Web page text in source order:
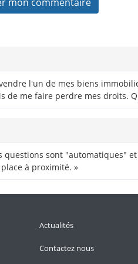
l'un de mes biens
de me faire perdre mes droits.
questions sont "automatiques"
à proximité. »
Actualités
Contactez nous